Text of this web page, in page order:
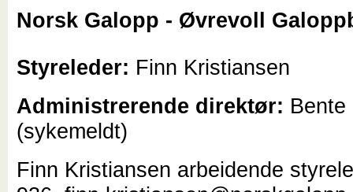
Norsk Galopp - Øvrevoll
Styreleder: Finn Kristiansen
Administrerende direktør: Bente
(sykemeldt)
Finn Kristiansen arbeidende